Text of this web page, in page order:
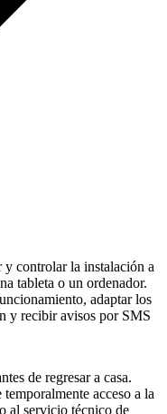
controlar la instalación a
tableta o un ordenador.
adaptar los
y recibir avisos por SMS
de regresar a casa.
acceso a la
al servicio técnico de